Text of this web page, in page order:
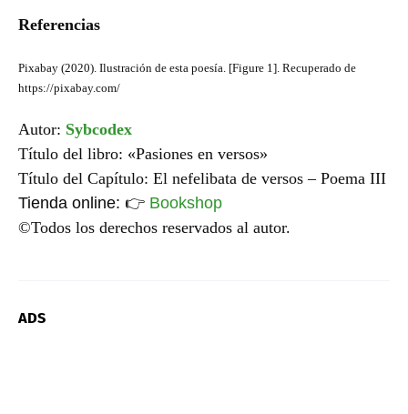
Referencias
Pixabay (2020). Ilustración de esta poesía. [Figure 1]. Recuperado de
https://pixabay.com/
Autor: Sybcodex
Título del libro: «Pasiones en versos»
Título del Capítulo: El nefelibata de versos – Poema III
Tienda online: 👉 Bookshop
©Todos los derechos reservados al autor.
ADS